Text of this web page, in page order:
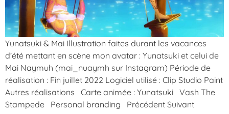
Yunatsuki & Mai Illustration faites durant les vacances
d’été mettant en scène mon avatar : Yunatsuki et celui de
Mai Naymuh (mai_nuaymh sur Instagram) Période de
réalisation : Fin juillet 2022 Logiciel utilisé : Clip Studio Paint
Autres réalisations Carte animée : Yunatsuki Vash The
Stampede Personal branding Précédent Suivant